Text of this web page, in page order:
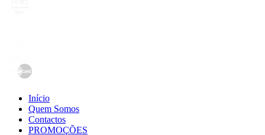
Início
Quem Somos
Contactos
PROMOÇÕES